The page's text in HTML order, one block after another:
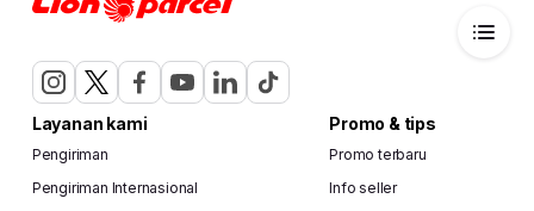
Layanan kami
Pengiriman
Pengiriman Internasional
Promo & tips
Promo terbaru
Info seller